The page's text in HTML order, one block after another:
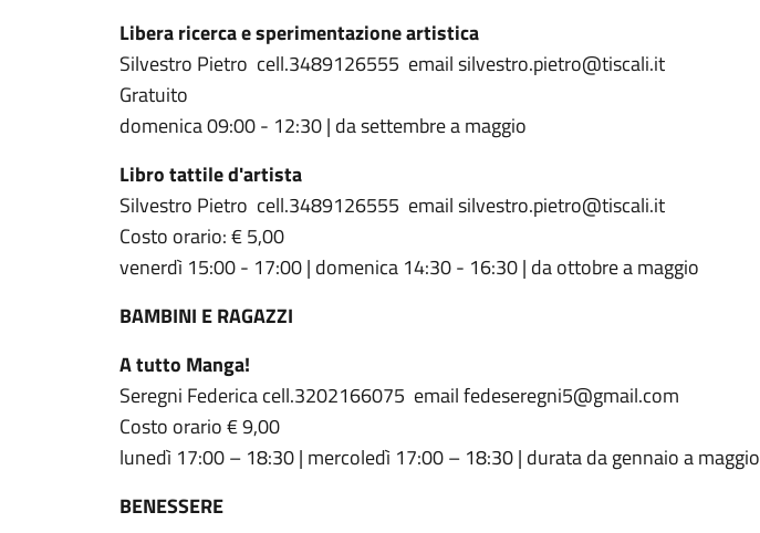
Libera ricerca e sperimentazione artistica
Silvestro Pietro cell.3489126555 email silvestro.pietro@tiscali.it
Gratuito
domenica 09:00 - 12:30 | da settembre a maggio
Libro tattile d'artista
Silvestro Pietro cell.3489126555 email silvestro.pietro@tiscali.it
Costo orario: € 5,00
venerdì 15:00 - 17:00 | domenica 14:30 - 16:30 | da ottobre a maggio
BAMBINI E RAGAZZI
A tutto Manga!
Seregni Federica cell.3202166075 email fedeseregni5@gmail.com
Costo orario € 9,00
lunedì 17:00 – 18:30 | mercoledì 17:00 – 18:30 | durata da gennaio a maggio
BENESSERE